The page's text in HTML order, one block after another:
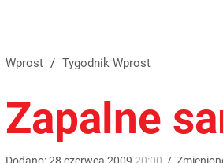
Wprost / Tygodnik Wprost
Zapalne